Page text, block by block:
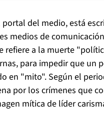
del medio, está
medios de
refiere a la muerte
para impedir que un
en "mito". Según el
por los crímenes que
mítica de líder